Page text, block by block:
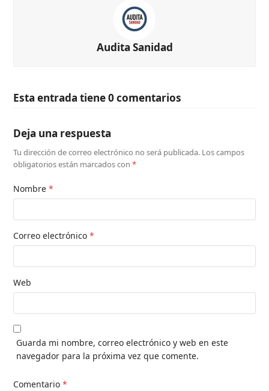
Audita Sanidad
Esta entrada tiene 0 comentarios
Deja una respuesta
Tu dirección de correo electrónico no será publicada. Los campos
obligatorios están marcados con*
Nombre*
Correo electrónico*
Web
Guarda mi nombre, correo electrónico y web en este
navegador para la próxima vez que comente.
Comentario*